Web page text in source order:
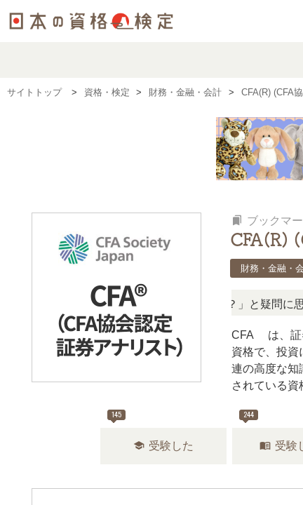
サイトトップ 資格・検定 財務・金融・会計 CFA(R) (CFA
bookmarks ブックマ
CFA(R)
財務・金融・
の検定、難しい？」「どんな試験？」と疑問に思ったら
CFA®は、証
資格で、投資
連の高度な知
されている資
145
school 受験した
244
menu_book 受験